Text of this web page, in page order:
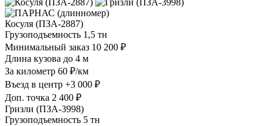
Косуля (ПЗА-2887)
Грузоподъемность 1,5 тн
Минимальный заказ 10 200 ₽
Длина кузова до 4 м
За километр 60 ₽/км
Въезд в центр +3 000 ₽
Доп. точка 2 400 ₽
Гризли (ПЗА-3998)
Грузоподъемность 5 тн